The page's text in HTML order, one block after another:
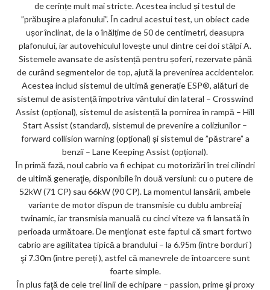
de cerințe mult mai stricte. Acestea includ și testul de
”prăbuşire a plafonului”. În cadrul acestui test, un obiect cade
ușor înclinat, de la o înălțime de 50 de centimetri, deasupra
plafonului, iar autovehiculul lovește unul dintre cei doi stâlpi A.
Sistemele avansate de asistență pentru șoferi, rezervate până
de curând segmentelor de top, ajută la prevenirea accidentelor.
Acestea includ sistemul de ultimă generație ESP®, alături de
sistemul de asistență împotriva vântului din lateral – Crosswind
Assist (opțional), sistemul de asistență la pornirea în rampă – Hill
Start Assist (standard), sistemul de prevenire a coliziunilor –
forward collision warning (opțional) și sistemul de ”păstrare” a
benzii – Lane Keeping Assist (opțional).
În primă fază, noul cabrio va fi echipat cu motorizări în trei cilindri
de ultimă generaţie, disponibile în două versiuni: cu o putere de
52kW (71 CP) sau 66kW (90 CP). La momentul lansării, ambele
variante de motor dispun de transmisie cu dublu ambreiaj
twinamic, iar transmisia manuală cu cinci viteze va fi lansată în
perioada următoare. De menţionat este faptul că smart fortwo
cabrio are agilitatea tipică a brandului – la 6.95m (între borduri )
şi 7.30m (între pereți ), astfel că manevrele de întoarcere sunt
foarte simple.
În plus faţă de cele trei linii de echipare – passion, prime şi proxy